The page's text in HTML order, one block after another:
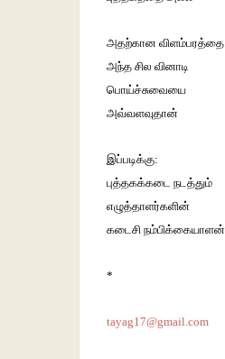
அதற்கான விளம்பரத்தை
அந்த சில வினாடி
பொய்ச்சுவையை
அவ்வளவுதான்
இப்படிக்கு:
புத்தகக்கடை நடத்தும்
எழுத்தாளர்களின்
கடைசி நம்பிக்கையாளன்.
*
tayag17@gmail.com